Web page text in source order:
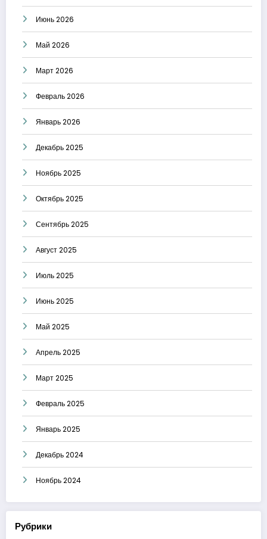
Июнь 2026
Май 2026
Март 2026
Февраль 2026
Январь 2026
Декабрь 2025
Ноябрь 2025
Октябрь 2025
Сентябрь 2025
Август 2025
Июль 2025
Июнь 2025
Май 2025
Апрель 2025
Март 2025
Февраль 2025
Январь 2025
Декабрь 2024
Ноябрь 2024
Рубрики